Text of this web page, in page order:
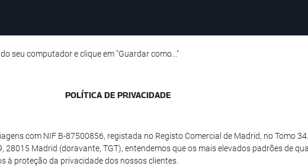
seu computador e clique em "Guardar como..."
POLÍTICA DE PRIVACIDADE
com NIF B-87500856, registada no Registo Comercial de Madrid, no Tomo
28015 Madrid (doravante, TGT), entendemos que os mais elevados padrões de
à proteção da privacidade dos nossos clientes.